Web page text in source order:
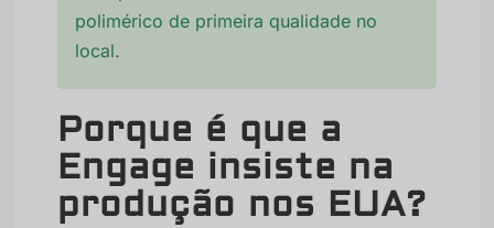
polimérico de primeira qualidade no
local.
Porque é que a
Engage insiste na
produção nos EUA?